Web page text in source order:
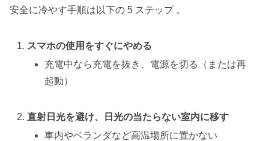
安全に冷やす手順は以下の 5 ステップ 。
スマホの使用をすぐにやめる
充電中なら充電を抜き、電源を切る（または再
起動）
直射日光を避け、日光の当たらない室内に移す
車内やベランダなど高温場所に置かない